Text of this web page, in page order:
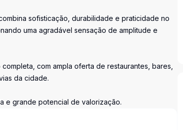
sofisticação, durabilidade e praticidade no
uma agradável sensação de amplitude e
com ampla oferta de restaurantes, bares,
da cidade.
e grande potencial de valorização.